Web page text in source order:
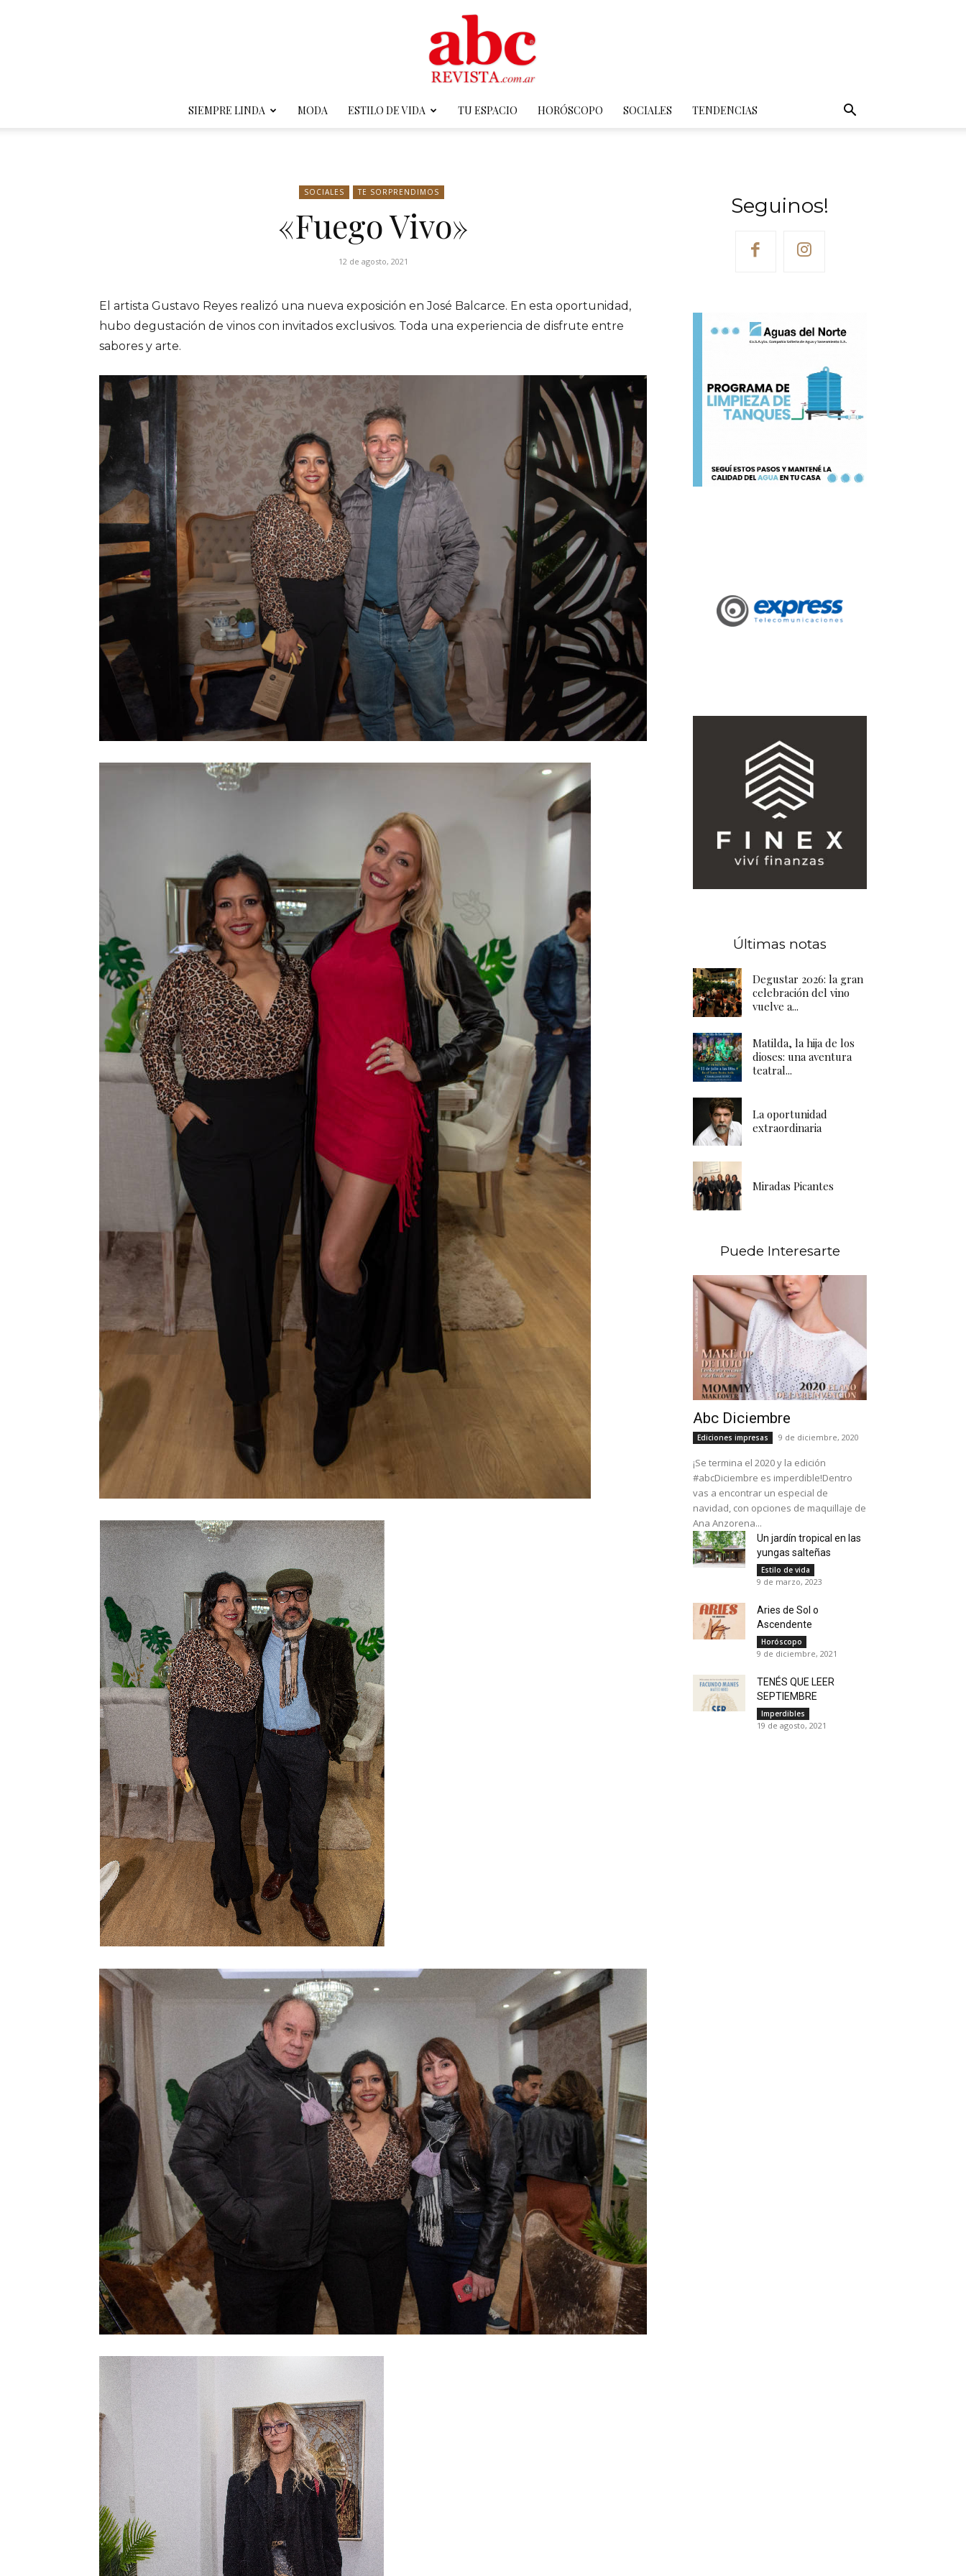
SIEMPRE LINDA MODA ESTILO DE VIDA TU ESPACIO HORÓSCOPO SOCIALES TENDENCIAS
SOCIALES TE SORPRENDIMOS
«Fuego Vivo»
12 de agosto, 2021
El artista Gustavo Reyes realizó una nueva exposición en José Balcarce. En esta oportunidad,
hubo degustación de vinos con invitados exclusivos. Toda una experiencia de disfrute entre
sabores y arte.
Seguinos!
Últimas notas
Degustar 2026: la gran
celebración del vino
vuelve a...
Matilda, la hija de los
dioses: una aventura
teatral...
La oportunidad
extraordinaria
Miradas Picantes
Puede Interesarte
Abc Diciembre
Ediciones impresas 9 de diciembre, 2020
¡Se termina el 2020 y la edición
#abcDiciembre es imperdible!Dentro
vas a encontrar un especial de
navidad, con opciones de maquillaje de
Ana Anzorena...
Un jardín tropical en las
yungas salteñas
Estilo de vida
9 de marzo, 2023
Aries de Sol o
Ascendente
Horóscopo
9 de diciembre, 2021
TENÉS QUE LEER
SEPTIEMBRE
Imperdibles
19 de agosto, 2021